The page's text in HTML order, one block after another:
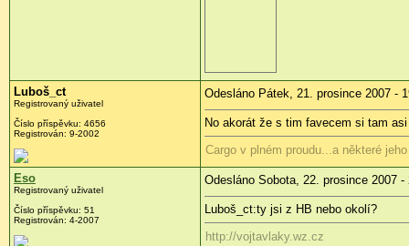
Luboš_ct
Registrovaný uživatel
Číslo příspěvku: 4656
Registrován: 9-2002
Odesláno Pátek, 21. prosince 2007 -
No akorát že s tim favecem si tam
Cargo v plném proudu...a některé
Eso
Registrovaný uživatel
Číslo příspěvku: 51
Registrován: 4-2007
Odesláno Sobota, 22. prosince 2007 -
Luboš_ct:ty jsi z HB nebo okolí?
http://vojtavlaky.wz.cz